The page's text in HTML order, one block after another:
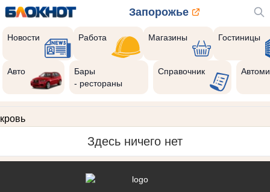
Запорожье
Новости Работа Магазины Гостиницы
Авто
Бары
- рестораны
Справочник
кровь
Здесь ничего нет